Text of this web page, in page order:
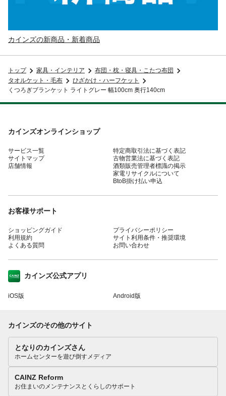
カインズの新商品・新着商品
トップ 家具・インテリア
布団・枕・寝具・こたつ布団
タオルケット・毛布
ひざかけ・ハーフケット
くつろぎブランケット ライトグレー 幅100cm 奥行140cm
カインズオンラインショップ
サービス一覧
サイトマップ
店舗情報
特定商取引法に基づく表記
古物営業法に基づく表記
酒類販売管理者標識の掲示
家電リサイクルについて
BtoB掛け払い申込
お客様サポート
ショッピングガイド
利用規約
よくある質問
プライバシーポリシー
サイト利用条件・推奨環境
お問い合わせ
カインズ公式アプリ
iOS版 Android版
カインズのその他のサイト
となりのカインズさん
ホームセンターを遊び倒すメディア
CAINZ Reform
お住まいのメンテナンスとくらしのサポート